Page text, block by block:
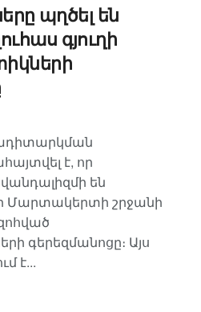
պղծել են
գյուղի
է, որ
են
Մարտակերտի շրջանի
գերեզմանոցը։ Այս
է...